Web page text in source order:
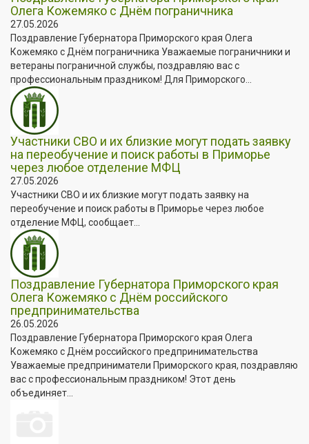
Олега Кожемяко с Днём пограничника
27.05.2026
Поздравление Губернатора Приморского края Олега
Кожемяко с Днём пограничника Уважаемые пограничники и
ветераны пограничной службы, поздравляю вас с
профессиональным праздником! Для Приморского...
Участники СВО и их близкие могут подать заявку
на переобучение и поиск работы в Приморье
через любое отделение МФЦ
27.05.2026
Участники СВО и их близкие могут подать заявку на
переобучение и поиск работы в Приморье через любое
отделение МФЦ, сообщает...
Поздравление Губернатора Приморского края
Олега Кожемяко с Днём российского
предпринимательства
26.05.2026
Поздравление Губернатора Приморского края Олега
Кожемяко с Днём российского предпринимательства
Уважаемые предприниматели Приморского края, поздравляю
вас с профессиональным праздником! Этот день
объединяет...